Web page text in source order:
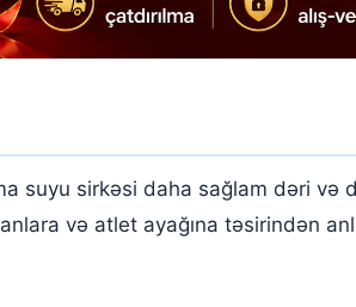
sirkəsi daha sağlam dəri və
və atlet ayağına təsirindən